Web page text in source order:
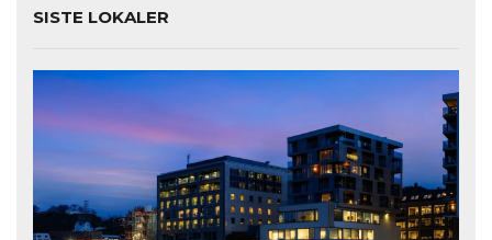
SISTE LOKALER